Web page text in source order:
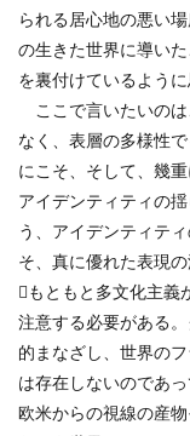
られる居心地の悪い
の生きた世界に導い
を裏付けているように
ここで言いたいのは
なく、表層の多様性
にこそ、そして、幾
アイデンティティの
う、アイデンティテ
そ、真に優れた表現
もともと多文化主義
注意する必要がある
的まなざし、世界の
は存在しないのであ
欧米からの視線の産